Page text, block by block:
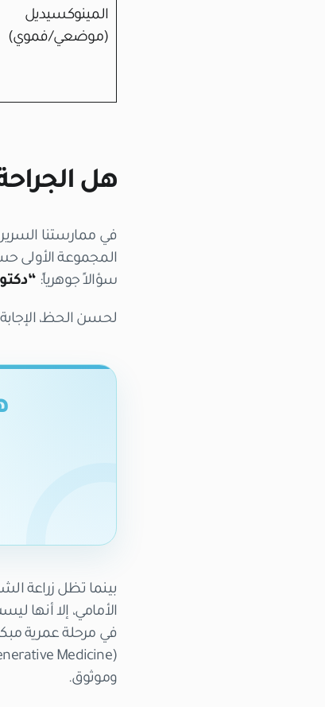
المينوكسيديل
(موضعي/فموي)
هل
في ممارستنا
المجموعة الأولى
سؤالاً جوهرياً:
لحسن الحظ،
الأمامي، إلا أنها
في مرحلة عمرية
(Regenerative Medicine) قفزات علمية جعلت من
وموثوق.